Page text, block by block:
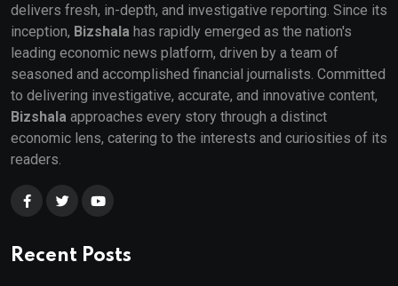
delivers fresh, in-depth, and investigative reporting. Since its
inception, Bizshala has rapidly emerged as the nation's
leading economic news platform, driven by a team of
seasoned and accomplished financial journalists. Committed
to delivering investigative, accurate, and innovative content,
Bizshala approaches every story through a distinct
economic lens, catering to the interests and curiosities of its
readers.
Recent Posts